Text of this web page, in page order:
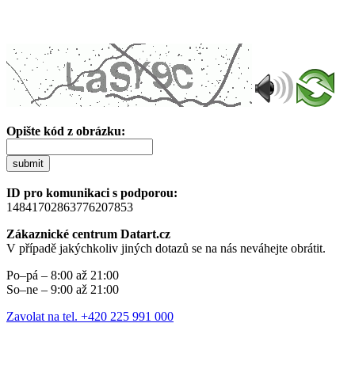
Opište kód z obrázku:
submit
ID pro komunikaci s podporou:
14841702863776207853
Zákaznické centrum Datart.cz
V případě jakýchkoliv jiných dotazů se na nás neváhejte obrátit.
Po–pá – 8:00 až 21:00
So–ne – 9:00 až 21:00
Zavolat na tel. +420 225 991 000